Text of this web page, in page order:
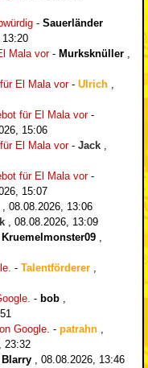
- Sauerländer
Mala vor- Murksknüller ,
El Mala vor- Ulrich ,
für El Mala vor-
15:06
El Mala vor- Jack ,
für El Mala vor-
15:07
, 08.08.2026, 13:06
, 08.08.2026, 13:09
Kruemelmonster09 ,
- Talentförderer ,
- bob ,
Google. - patrahn ,
23:32
Blarry , 08.08.2026, 13:46